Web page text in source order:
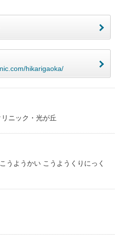
hikarigaoka/
ニック・光が丘
うようかい こうようくりにっく